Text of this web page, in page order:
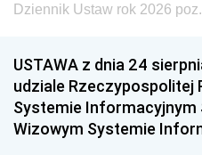
Dziennik Ustaw rok 2026
USTAWA z dnia 24
udziale Rzeczypospolitej
Systemie Informacyjnym
Wizowym Systemie